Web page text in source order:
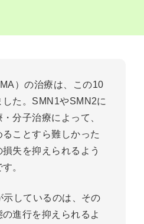
）の治療は、この10
た。SMN1やSMN2に
分子治療によって、
ことすら難しかった
失を抑えられるよう
。
しているのは、その
進行を抑えられるよ